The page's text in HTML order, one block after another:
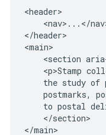
<header>
<nav>...</
</header>
<main>
<section
<p>Stamp
the study of
postmarks,
to postal
    </section>
</main>